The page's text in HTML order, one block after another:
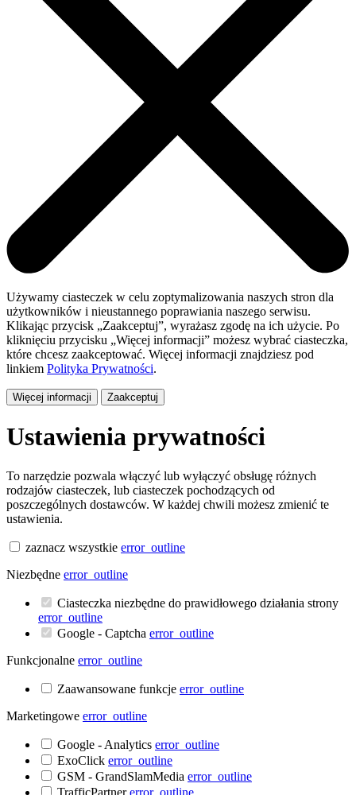
Używamy ciasteczek w celu zoptymalizowania naszych stron dla
użytkowników i nieustannego poprawiania naszego serwisu.
Klikając przycisk „Zaakceptuj”, wyrażasz zgodę na ich użycie. Po
kliknięciu przycisku „Więcej informacji” możesz wybrać ciasteczka,
które chcesz zaakceptować. Więcej informacji znajdziesz pod
linkiem Polityka Prywatności.
Więcej informacji Zaakceptuj
Ustawienia prywatności
To narzędzie pozwala włączyć lub wyłączyć obsługę różnych
rodzajów ciasteczek, lub ciasteczek pochodzących od
poszczególnych dostawców. W każdej chwili możesz zmienić te
ustawienia.
zaznacz wszystkie error_outline
Niezbędne error_outline
Ciasteczka niezbędne do prawidłowego działania strony
error_outline
Google - Captcha error_outline
Funkcjonalne error_outline
Zaawansowane funkcje error_outline
Marketingowe error_outline
Google - Analytics error_outline
ExoClick error_outline
GSM - GrandSlamMedia error_outline
TrafficPartnererror_outline